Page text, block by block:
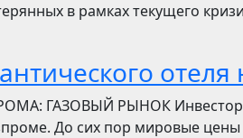
в рамках текущего
ГАЗОВЫЙ РЫНОК Инвесторы,
До сих пор мировые